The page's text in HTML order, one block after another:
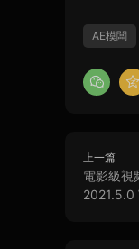
AE模闆
上一篇
電影級視
2021.5.0